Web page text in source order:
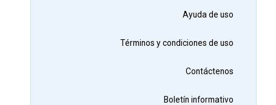
Ayuda de uso
Términos y condiciones de uso
Contáctenos
Boletín informativo